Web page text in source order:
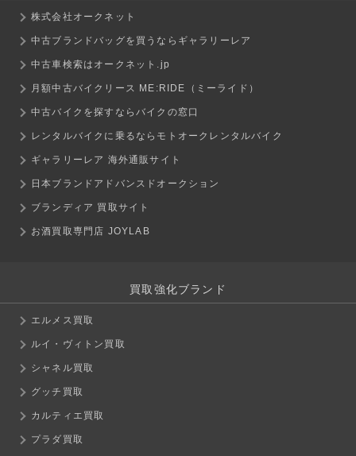
株式会社オークネット
中古ブランドバッグを買うならギャラリーレア
中古車検索はオークネット.jp
月額中古バイクリース ME:RIDE（ミーライド）
中古バイクを探すならバイクの窓口
レンタルバイクに乗るならモトオークレンタルバイク
ギャラリーレア 海外通販サイト
日本ブランドアドバンスドオークション
ブランディア 買取サイト
お酒買取専門店 JOYLAB
買取強化ブランド
エルメス買取
ルイ・ヴィトン買取
シャネル買取
グッチ買取
カルティエ買取
プラダ買取